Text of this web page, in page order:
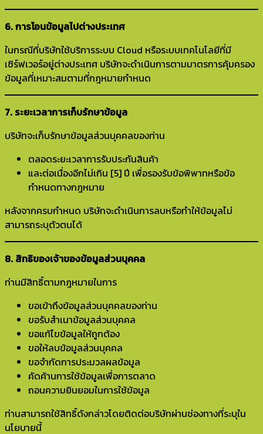
6. การโอนข้อมูลไปต่างประเทศ
ในกรณีที่บริษัทใช้บริการระบบ Cloud หรือระบบเทคโนโลยีที่มี
เซิร์ฟเวอร์อยู่ต่างประเทศ บริษัทจะดำเนินการตามมาตรการคุ้มครอง
ข้อมูลที่เหมาะสมตามที่กฎหมายกำหนด
7. ระยะเวลาการเก็บรักษาข้อมูล
บริษัทจะเก็บรักษาข้อมูลส่วนบุคคลของท่าน
ตลอดระยะเวลาการรับประกันสินค้า
และต่อเนื่องอีกไม่เกิน [5] ปี เพื่อรองรับข้อพิพาทหรือข้อ
กำหนดทางกฎหมาย
หลังจากครบกำหนด บริษัทจะดำเนินการลบหรือทำให้ข้อมูลไม่
สามารถระบุตัวตนได้
8. สิทธิของเจ้าของข้อมูลส่วนบุคคล
ท่านมีสิทธิ์ตามกฎหมายในการ
ขอเข้าถึงข้อมูลส่วนบุคคลของท่าน
ขอรับสำเนาข้อมูลส่วนบุคคล
ขอแก้ไขข้อมูลให้ถูกต้อง
ขอให้ลบข้อมูลส่วนบุคคล
ขอจำกัดการประมวลผลข้อมูล
คัดค้านการใช้ข้อมูลเพื่อการตลาด
ถอนความยินยอมในการใช้ข้อมูล
ท่านสามารถใช้สิทธิ์ดังกล่าวโดยติดต่อบริษัทผ่านช่องทางที่ระบุใน
นโยบายนี้